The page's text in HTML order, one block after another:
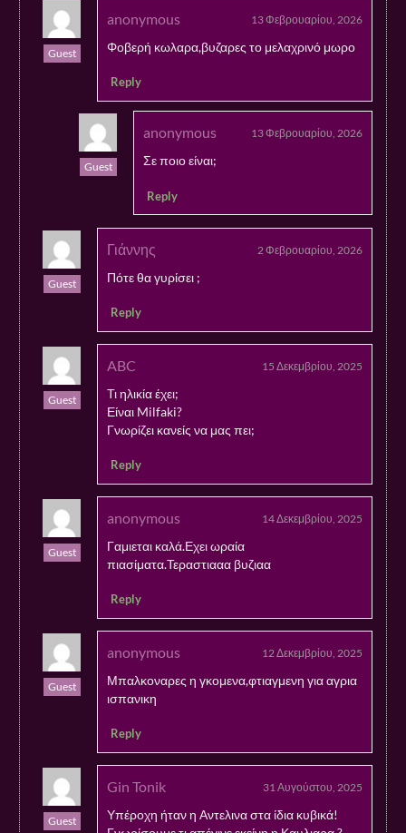
Guest
anonymous 13 Φεβρουαρίου, 2026
Φοβερή κωλαρα,βυζαρες το μελαχρινό μωρο
Reply
Guest
anonymous 13 Φεβρουαρίου, 2026
Σε ποιο είναι;
Reply
Guest
Γιάννης 2 Φεβρουαρίου, 2026
Πότε θα γυρίσει ;
Reply
Guest
ABC 15 Δεκεμβρίου, 2025
Τι ηλικία έχει;
Είναι Milfaki?
Γνωρίζει κανείς να μας πει;
Reply
Guest
anonymous 14 Δεκεμβρίου, 2025
Γαμιεται καλά.Εχει ωραία
πιασίματα.Τεραστιααα βυζιαα
Reply
Guest
anonymous 12 Δεκεμβρίου, 2025
Μπαλκοναρες η γκομενα,φτιαγμενη για αγρια
ισπανικη
Reply
Guest
Gin Tonik 31 Αυγούστου, 2025
Υπέροχη ήταν η Αντελινα στα ίδια κυβικά!